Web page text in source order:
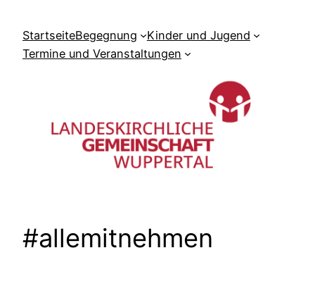
Inhalt
springen
StartseiteBegegnung
Kinder und Jugend
Termine und Veranstaltungen
#allemitnehmen